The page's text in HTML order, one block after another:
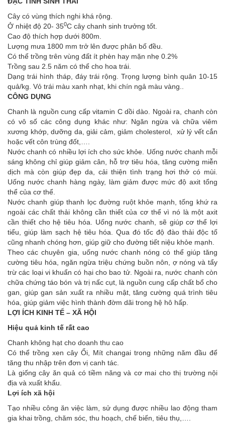
Cây có vùng thích nghi khá rộng.
Ở nhiệt độ 20- 350C cây chanh sinh trưởng tốt.
Cao độ thích hợp dưới 800m.
Lượng mưa 1800 mm trở lên được phân bố đều.
Có thể trồng trên vùng đất ít phèn hay mặn nhẹ 0.2%
Trồng sau 2.5 năm có thể cho hoa trái.
Dạng trái hình tháp, đáy trái rộng. Trọng lượng bình quân 10-15
quả/kg. Vỏ trái màu xanh nhạt, khi chín ngả màu vàng..
CÔNG DỤNG
Chanh là nguồn cung cấp vitamin C dồi dào. Ngoài ra, chanh còn
có vô số các công dụng khác như: Ngăn ngừa và chữa viêm
xương khớp, dưỡng da, giải cảm, giảm cholesterol, xử lý vết cắn
hoặc vết côn trùng đốt,….
Nước chanh có nhiều lợi ích cho sức khỏe. Uống nước chanh mỗi
sáng không chỉ giúp giảm cân, hỗ trợ tiêu hóa, tăng cường miễn
dịch mà còn giúp đẹp da, cải thiện tình trạng hơi thở có mùi.
Uống nước chanh hàng ngày, làm giảm được mức độ axit tổng
thể của cơ thể.
Nước chanh giúp thanh lọc đường ruột khỏe mạnh, tống khứ ra
ngoài các chất thải không cần thiết của cơ thể vì nó là một axit
cần thiết cho hệ tiêu hóa. Uống nước chanh, sẽ giúp cơ thể lợi
tiểu, giúp làm sạch hệ tiêu hóa. Qua đó tốc độ đào thải độc tố
cũng nhanh chóng hơn, giúp giữ cho đường tiết niệu khỏe mạnh.
Theo các chuyên gia, uống nước chanh nóng có thể giúp tăng
cường tiêu hóa, ngăn ngừa triệu chứng buồn nôn, ợ nóng và tẩy
trừ các loại vi khuẩn có hại cho bao tử. Ngoài ra, nước chanh còn
chữa chứng táo bón và trị nấc cụt, là nguồn cung cấp chất bổ cho
gan, giúp gan sản xuất ra nhiều mật, tăng cường quá trình tiêu
hóa, giúp giảm việc hình thành đờm dãi trong hệ hô hấp.
LỢI ÍCH KINH TẾ – XÃ HỘI
Hiệu quả kinh tế rất cao
Chanh không hạt cho doanh thu cao
Có thể trồng xen cây Ổi, Mít changai trong những năm đầu để
tăng thu nhập trên đơn vị canh tác.
Là giống cây ăn quả có tiềm năng và cơ mai cho thị trường nội
địa và xuất khẩu.
Lợi ích xã hội
Tạo nhiều công ăn việc làm, sử dụng được nhiều lao động tham
gia khai trồng, chăm sóc, thu hoạch, chế biến, tiêu thụ,….